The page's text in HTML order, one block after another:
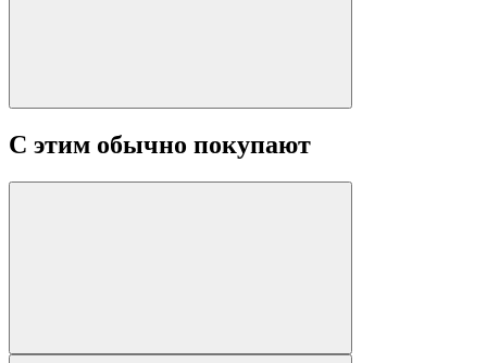
С этим обычно покупают